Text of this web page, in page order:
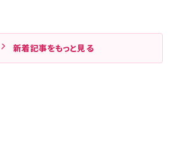
新着記事をもっと見る